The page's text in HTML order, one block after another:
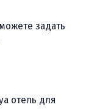
задать
отель для